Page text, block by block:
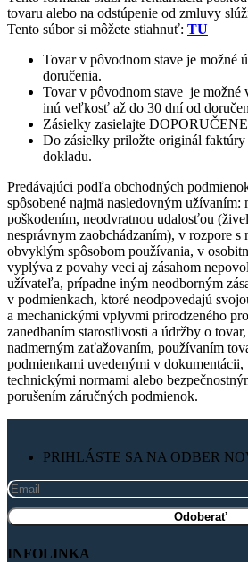
tovaru alebo na odstúpenie od zmluvy
Tento súbor si môžete stiahnuť: TU
Tovar v pôvodnom stave je možné
doručenia.
Tovar v pôvodnom stave je
inú veľkosť až do 30 dní od
Zásielky zasielajte
Do zásielky priložte originál
dokladu.
Predávajúci podľa obchodných
spôsobené najmä nasledovným užívaním:
poškodením, neodvratnou udalosťou
nesprávnym zaobchádzaním), v rozpore s
obvyklým spôsobom používania, v
vyplýva z povahy veci aj zásahom
užívateľa, prípadne iným neodborným
v podmienkach, ktoré neodpovedajú
a mechanickými vplyvmi prirodzeného
zanedbaním starostlivosti a údržby o
nadmerným zaťažovaním, používaním
podmienkami uvedenými v dokumentácii,
technickými normami alebo
porušením záručných podmienok.
PRIHLÁSTE SA NA ODBER
INFOLINKA